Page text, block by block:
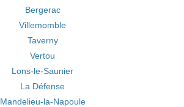
Bergerac
Villemomble
Taverny
Vertou
Lons-le-Saunier
La Défense
Mandelieu-la-Napoule